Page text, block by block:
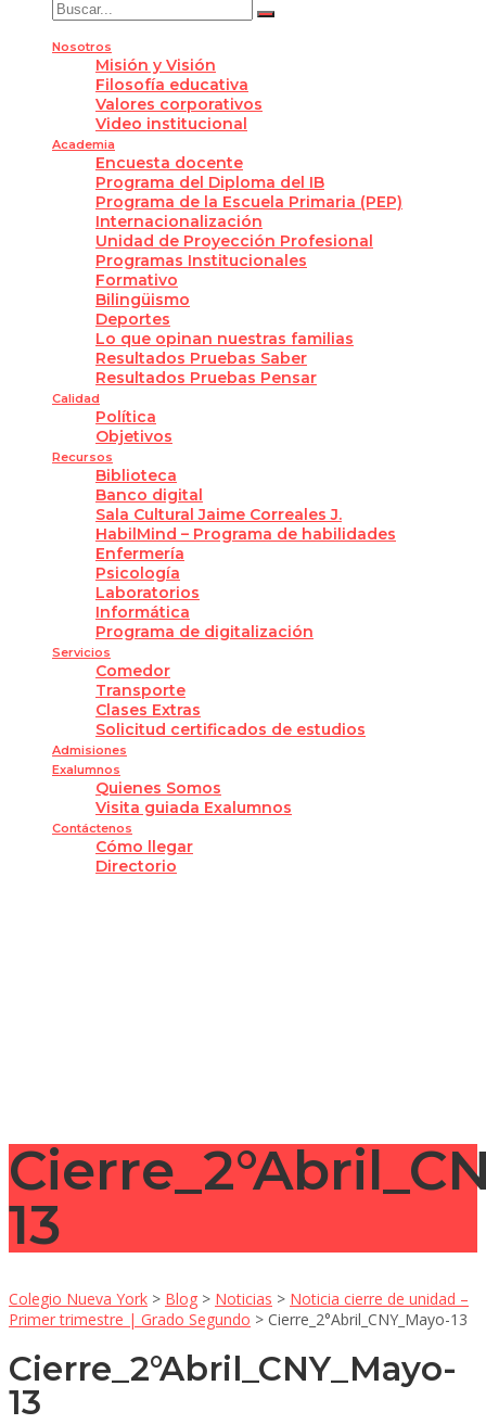
Nosotros
Misión y Visión
Filosofía educativa
Valores corporativos
Video institucional
Academia
Encuesta docente
Programa del Diploma del IB
Programa de la Escuela Primaria (PEP)
Internacionalización
Unidad de Proyección Profesional
Programas Institucionales
Formativo
Bilingüismo
Deportes
Lo que opinan nuestras familias
Resultados Pruebas Saber
Resultados Pruebas Pensar
Calidad
Política
Objetivos
Recursos
Biblioteca
Banco digital
Sala Cultural Jaime Correales J.
HabilMind – Programa de habilidades
Enfermería
Psicología
Laboratorios
Informática
Programa de digitalización
Servicios
Comedor
Transporte
Clases Extras
Solicitud certificados de estudios
Admisiones
Exalumnos
Quienes Somos
Visita guiada Exalumnos
Contáctenos
Cómo llegar
Directorio
13
Colegio Nueva York > Blog > Noticias > Noticia cierre de unidad –
Primer trimestre | Grado Segundo > Cierre_2°Abril_CNY_Mayo-13
Cierre_2°Abril_CNY_Mayo-
13